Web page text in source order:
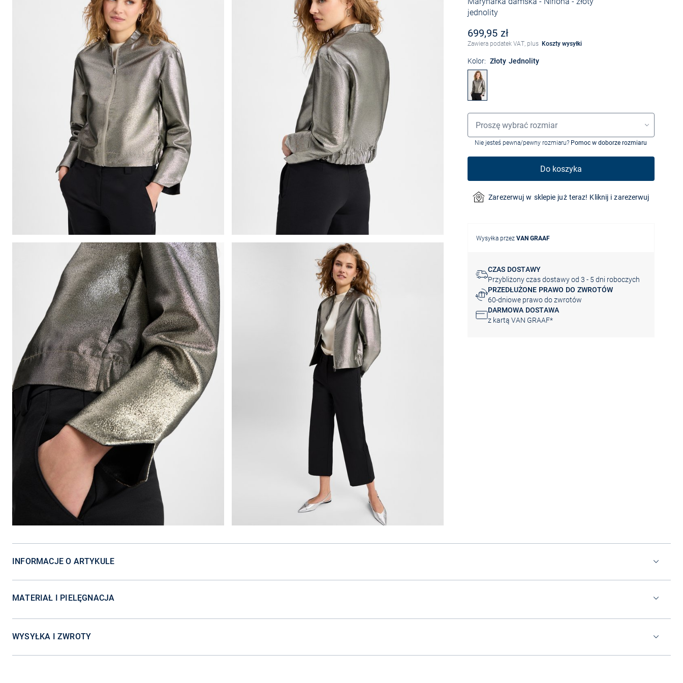
jednolity
699,95 zł
Zawiera podatek VAT, plus Koszty wysyłki
Kolor: Złoty Jednolity
Wybór rozmiaru
Proszę wybrać rozmiar
Nie jesteś pewna/pewny rozmiaru? Pomoc w doborze rozmiaru
Do koszyka
Zarezerwuj w sklepie już teraz! Kliknij i zarezerwuj
Wysyłka przez VAN GRAAF
CZAS DOSTAWY
Przybliżony czas dostawy od 3 - 5 dni roboczych
PRZEDŁUŻONE PRAWO DO ZWROTÓW
60-dniowe prawo do zwrotów
DARMOWA DOSTAWA
z kartą VAN GRAAF*
INFORMACJE O ARTYKULE
MATERIAŁ I PIELĘGNACJA
WYSYŁKA I ZWROTY